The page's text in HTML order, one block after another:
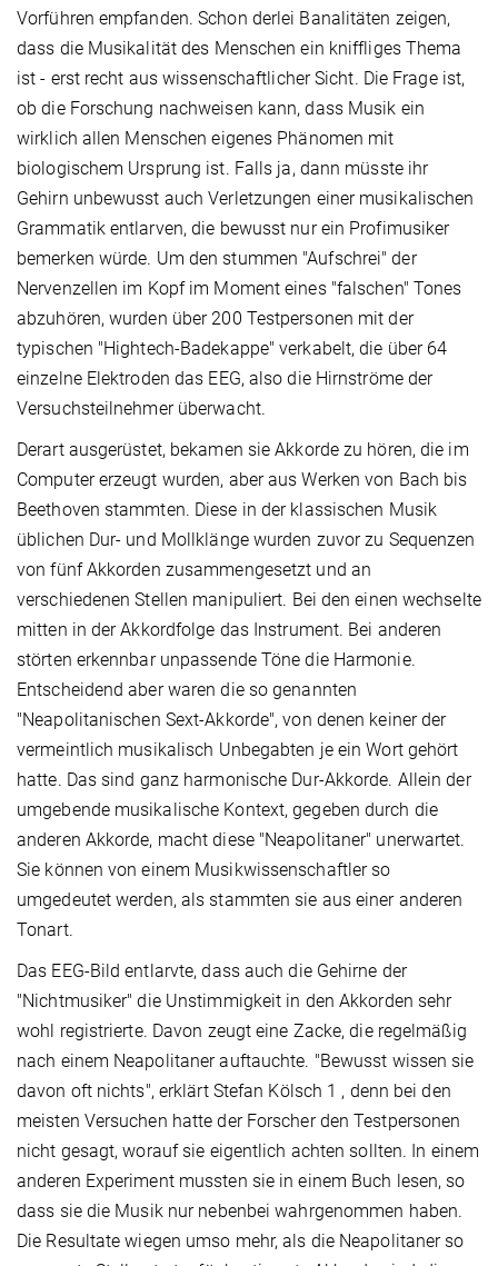
Vorführen empfanden. Schon derlei Banalitäten zeigen,
dass die Musikalität des Menschen ein kniffliges Thema
ist - erst recht aus wissenschaftlicher Sicht. Die Frage ist,
ob die Forschung nachweisen kann, dass Musik ein
wirklich allen Menschen eigenes Phänomen mit
biologischem Ursprung ist. Falls ja, dann müsste ihr
Gehirn unbewusst auch Verletzungen einer musikalischen
Grammatik entlarven, die bewusst nur ein Profimusiker
bemerken würde. Um den stummen "Aufschrei" der
Nervenzellen im Kopf im Moment eines "falschen" Tones
abzuhören, wurden über 200 Testpersonen mit der
typischen "Hightech-Badekappe" verkabelt, die über 64
einzelne Elektroden das EEG, also die Hirnströme der
Versuchsteilnehmer überwacht.
Derart ausgerüstet, bekamen sie Akkorde zu hören, die im
Computer erzeugt wurden, aber aus Werken von Bach bis
Beethoven stammten. Diese in der klassischen Musik
üblichen Dur- und Mollklänge wurden zuvor zu Sequenzen
von fünf Akkorden zusammengesetzt und an
verschiedenen Stellen manipuliert. Bei den einen wechselte
mitten in der Akkordfolge das Instrument. Bei anderen
störten erkennbar unpassende Töne die Harmonie.
Entscheidend aber waren die so genannten
"Neapolitanischen Sext-Akkorde", von denen keiner der
vermeintlich musikalisch Unbegabten je ein Wort gehört
hatte. Das sind ganz harmonische Dur-Akkorde. Allein der
umgebende musikalische Kontext, gegeben durch die
anderen Akkorde, macht diese "Neapolitaner" unerwartet.
Sie können von einem Musikwissenschaftler so
umgedeutet werden, als stammten sie aus einer anderen
Tonart.
Das EEG-Bild entlarvte, dass auch die Gehirne der
"Nichtmusiker" die Unstimmigkeit in den Akkorden sehr
wohl registrierte. Davon zeugt eine Zacke, die regelmäßig
nach einem Neapolitaner auftauchte. "Bewusst wissen sie
davon oft nichts", erklärt Stefan Kölsch 1 , denn bei den
meisten Versuchen hatte der Forscher den Testpersonen
nicht gesagt, worauf sie eigentlich achten sollten. In einem
anderen Experiment mussten sie in einem Buch lesen, so
dass sie die Musik nur nebenbei wahrgenommen haben.
Die Resultate wiegen umso mehr, als die Neapolitaner so